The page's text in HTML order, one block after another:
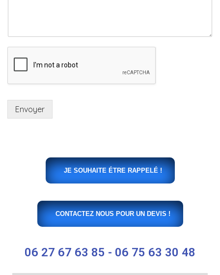
Envoyer
JE SOUHAITE ÉTRE RAPPELÉ !
CONTACTEZ NOUS POUR UN DEVIS !
06 27 67 63 85 - 06 75 63 30 48